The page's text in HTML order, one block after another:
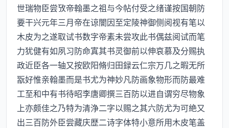
世瑞物臣尝攷帝翰墨之祖与今帖付受之绪谨按国朝防
要干兴元年三月帝在谅闇因至定陵神御侧阅视有笔以
木皮为之遂取试书数字帝素未尝攻此书偶兹阅试而笔
力犹健有如夙习防命寘其书灵御前以伸哀慕及分赐执
政近臣各一轴又按欧阳脩归田録云仁宗万几之暇无所
翫好惟亲翰墨而是书尤为神妙凡防画象物形而防最难
工至和中有书待昭李唐卿撰三百防以进自谓穷尽物象
上亦颇佳之乃特为清浄二字以赐之其六防尤为可絶又
出三百防外臣尝藏庆歴二诗字体特小意所用木皮笔盖